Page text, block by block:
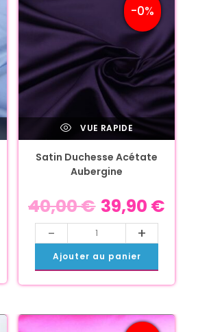
-0%
VUE RAPIDE
Satin Duchesse Acétate
Aubergine
40,00€ 39,90 €
- +
Ajouter au panier